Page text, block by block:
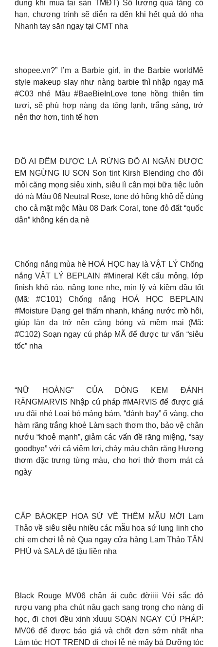
dụng khi mua tại sàn TMĐT) Số lượng quà tặng có
hạn, chương trình sẽ diễn ra đến khi hết quà đó nha
Nhanh tay săn ngay tại CMT nha
shopee.vn?” I’m a Barbie girl, in the Barbie worldMê
style makeup slay như nàng barbie thì nhập ngay mã
#C03 nhé Màu #BaeBieInLove tone hồng thiên tím
tươi, sẽ phù hợp nàng da tông lạnh, trắng sáng, trở
nên thơ hơn, tinh tế hơn
ĐỐ AI ĐẾM ĐƯỢC LÁ RỪNG ĐỐ AI NGĂN ĐƯỢC
EM NGỪNG IU SON Son tint Kirsh Blending cho đôi
môi căng mọng siêu xinh, siêu lì cân mọi bữa tiệc luôn
đó nà Màu 06 Neutral Rose, tone đỏ hồng khô dễ dùng
cho cả mặt mộc Màu 08 Dark Coral, tone đỏ đất “quốc
dân” không kén da nè
Chống nắng mùa hè HOÁ HỌC hay là VẬT LÝ Chống
nắng VẬT LÝ BEPLAIN #Mineral Kết cấu mỏng, lớp
finish khô ráo, nâng tone nhẹ, mịn lỳ và kiềm dầu tốt
(Mã: #C101) Chống nắng HOÁ HỌC BEPLAIN
#Moisture Dạng gel thấm nhanh, kháng nước mồ hôi,
giúp làn da trở nên căng bóng và mềm mại (Mã:
#C102) Soạn ngay cú pháp MÃ để được tư vấn “siêu
tốc” nha
“NỮ HOÀNG” CỦA DÒNG KEM ĐÁNH
RĂNGMARVIS Nhập cú pháp #MARVIS để được giá
ưu đãi nhé Loại bỏ mảng bám, “đánh bay” ố vàng, cho
hàm răng trắng khoẻ Làm sạch thơm tho, bảo vệ chân
nướu “khoẻ mạnh”, giảm các vấn đề răng miệng, “say
goodbye” với cả viêm lợi, chảy máu chân răng Hương
thơm đặc trưng từng màu, cho hơi thở thơm mát cả
ngày
CẤP BÁOKẸP HOA SỨ VỀ THÊM MẪU MỚI Lam
Thảo về siêu siêu nhiều các mẫu hoa sứ lung linh cho
chị em chơi lễ nè Qua ngay cửa hàng Lam Thảo TÂN
PHÚ và SALA để tậu liền nha
Black Rouge MV06 chân ái cuộc đờiiii Với sắc đỏ
rượu vang pha chút nâu gạch sang trọng cho nàng đi
học, đi chơi đều xinh xỉuuu SOẠN NGAY CÚ PHÁP:
MV06 để được báo giá và chốt đơn sớm nhất nha
Làm tóc HOT TREND đi chơi lễ nè mấy bà Dưỡng tóc